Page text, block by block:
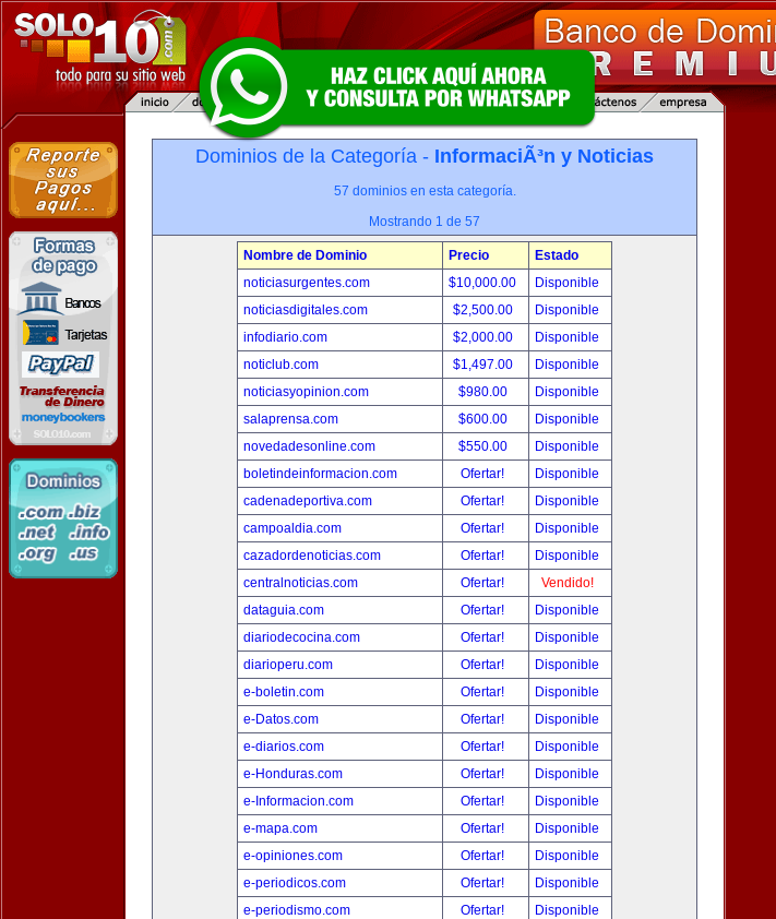
Dominios de la Categoría - InformaciÃ³n y Noticias
57 dominios en esta categoría.
Mostrando 1 de 57
Nombre de Dominio Precio
Estado
noticiasurgentes.com
$10,000.00
Disponible
noticiasdigitales.com
$2,500.00
Disponible
infodiario.com
$2,000.00
Disponible
noticlub.com
$1,497.00
Disponible
noticiasyopinion.com
$980.00
Disponible
salaprensa.com
$600.00
Disponible
novedadesonline.com
$550.00
Disponible
boletindeinformacion.com
Ofertar!
Disponible
cadenadeportiva.com
Ofertar!
Disponible
campoaldia.com
Ofertar!
Disponible
cazadordenoticias.com
Ofertar!
Disponible
centralnoticias.com
Ofertar!
Vendido!
dataguia.com
Ofertar!
Disponible
diariodecocina.com
Ofertar!
Disponible
diarioperu.com
Ofertar!
Disponible
e-boletin.com
Ofertar!
Disponible
e-Datos.com
Ofertar!
Disponible
e-diarios.com
Ofertar!
Disponible
e-Honduras.com
Ofertar!
Disponible
e-Informacion.com
Ofertar!
Disponible
e-mapa.com
Ofertar!
Disponible
e-opiniones.com
Ofertar!
Disponible
e-periodicos.com
Ofertar!
Disponible
e-periodismo.com
Ofertar!
Disponible